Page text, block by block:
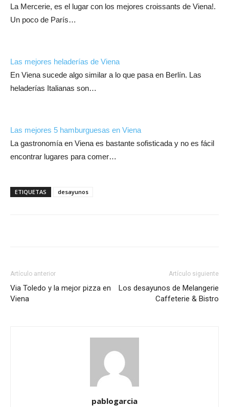
La Mercerie, es el lugar con los mejores croissants de Viena!.
Un poco de París…
Las mejores heladerías de Viena
En Viena sucede algo similar a lo que pasa en Berlín. Las
heladerías Italianas son…
Las mejores 5 hamburguesas en Viena
La gastronomía en Viena es bastante sofisticada y no es fácil
encontrar lugares para comer…
ETIQUETAS desayunos
Artículo anterior
Via Toledo y la mejor pizza en
Viena
Artículo siguiente
Los desayunos de Melangerie
Caffeterie & Bistro
pablogarcia